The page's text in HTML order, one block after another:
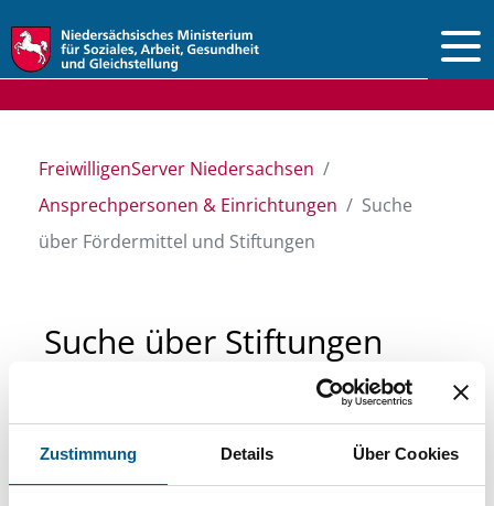
Zustimmung Details Über Cookies
FreiwilligenServer Niedersachsen
Ansprechpersonen & Einrichtungen
Suche
über Fördermittel und Stiftungen
Suche über Stiftungen
Sie suchen finanzielle Unterstützung für ein